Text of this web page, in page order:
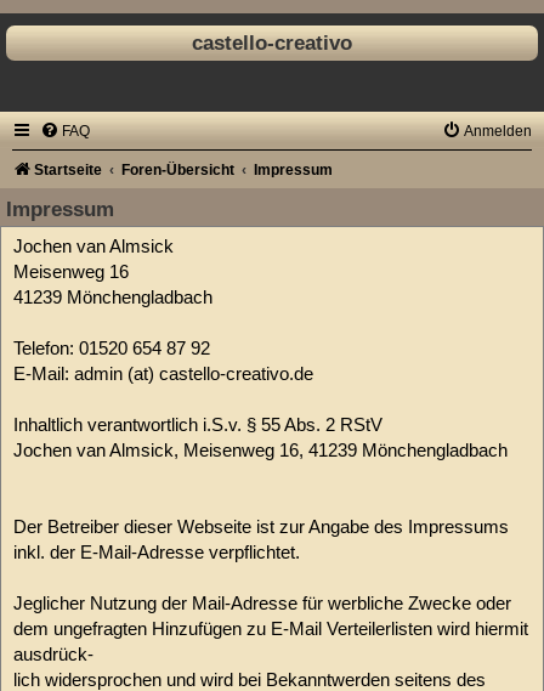
castello-creativo
FAQ Anmelden
Startseite Foren-Übersicht Impressum
Impressum
Jochen van Almsick
Meisenweg 16
41239 Mönchengladbach
Telefon: 01520 654 87 92
E-Mail: admin (at) castello-creativo.de
Inhaltlich verantwortlich i.S.v. § 55 Abs. 2 RStV
Jochen van Almsick, Meisenweg 16, 41239 Mönchengladbach
Der Betreiber dieser Webseite ist zur Angabe des Impressums
inkl. der E-Mail-Adresse verpflichtet.
Jeglicher Nutzung der Mail-Adresse für werbliche Zwecke oder
dem ungefragten Hinzufügen zu E-Mail Verteilerlisten wird hiermit
ausdrück-
lich widersprochen und wird bei Bekanntwerden seitens des